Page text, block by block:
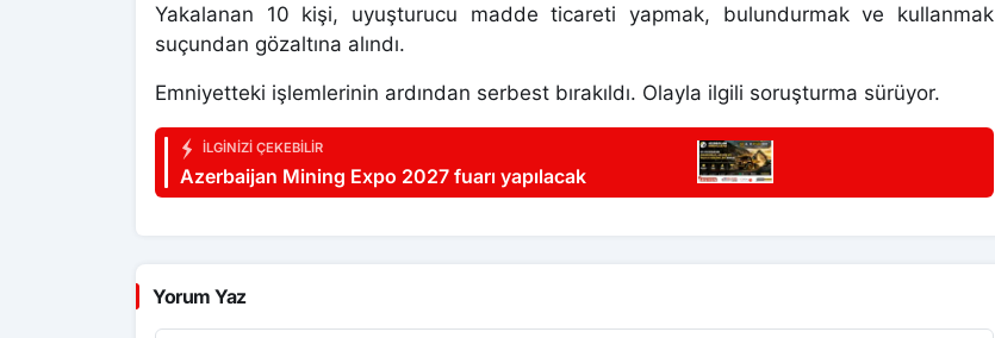
Yakalanan 10 kişi, uyuşturucu madde ticareti yapmak, bulundurmak ve kullanmak
suçundan gözaltına alındı.
Emniyetteki işlemlerinin ardından serbest bırakıldı. Olayla ilgili soruşturma sürüyor.
İLGINIZI ÇEKEBILIR
Azerbaijan Mining Expo 2027 fuarı yapılacak
Yorum Yaz